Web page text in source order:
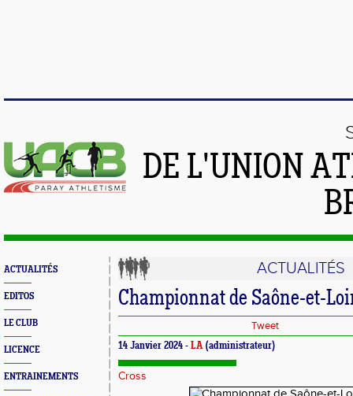
DE L'UNION
ACTUALITÉS
EDITOS
LE CLUB
LICENCE
ENTRAINEMENTS
ACTUALITÉS
Championnat de Saône-et-
Tweet
14 Janvier 2024 - LA (administrateur)
Cross